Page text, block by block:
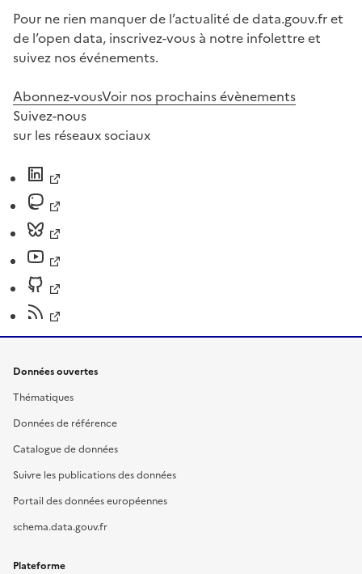
Pour ne rien manquer de l’actualité de data.gouv.fr et
de l’open data, inscrivez-vous à notre infolettre et
suivez nos événements.
Abonnez-vousVoir nos prochains évènements
Suivez-nous
sur les réseaux sociaux
Données ouvertes
Thématiques
Données de référence
Catalogue de données
Suivre les publications des données
Portail des données européennes
schema.data.gouv.fr
Plateforme